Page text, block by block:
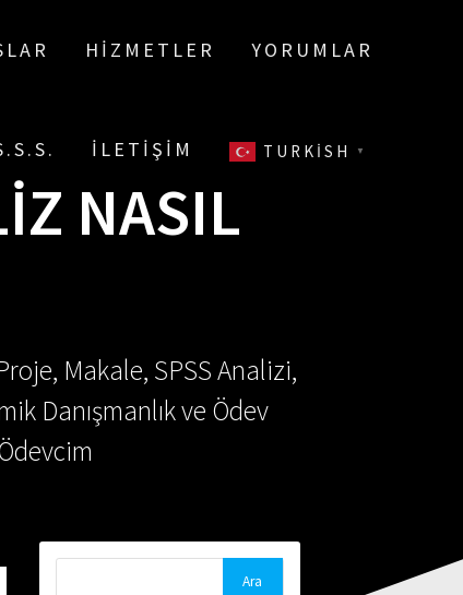
HIZMETLER YORUMLAR
İLETIŞIM TURKISH ▼
NASIL
Makale, SPSS Analizi,
Danışmanlık ve Ödev